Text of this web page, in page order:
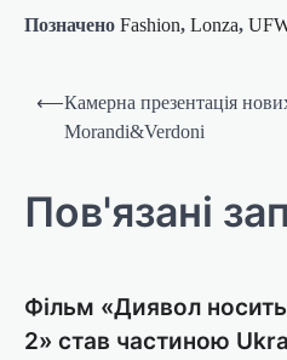
Позначено Fashion, Lonza,
Навігація
записів
⟵Камерна презентація
Morandi&Verdoni
Пов'язані
Фільм «Диявол
2» став частиною